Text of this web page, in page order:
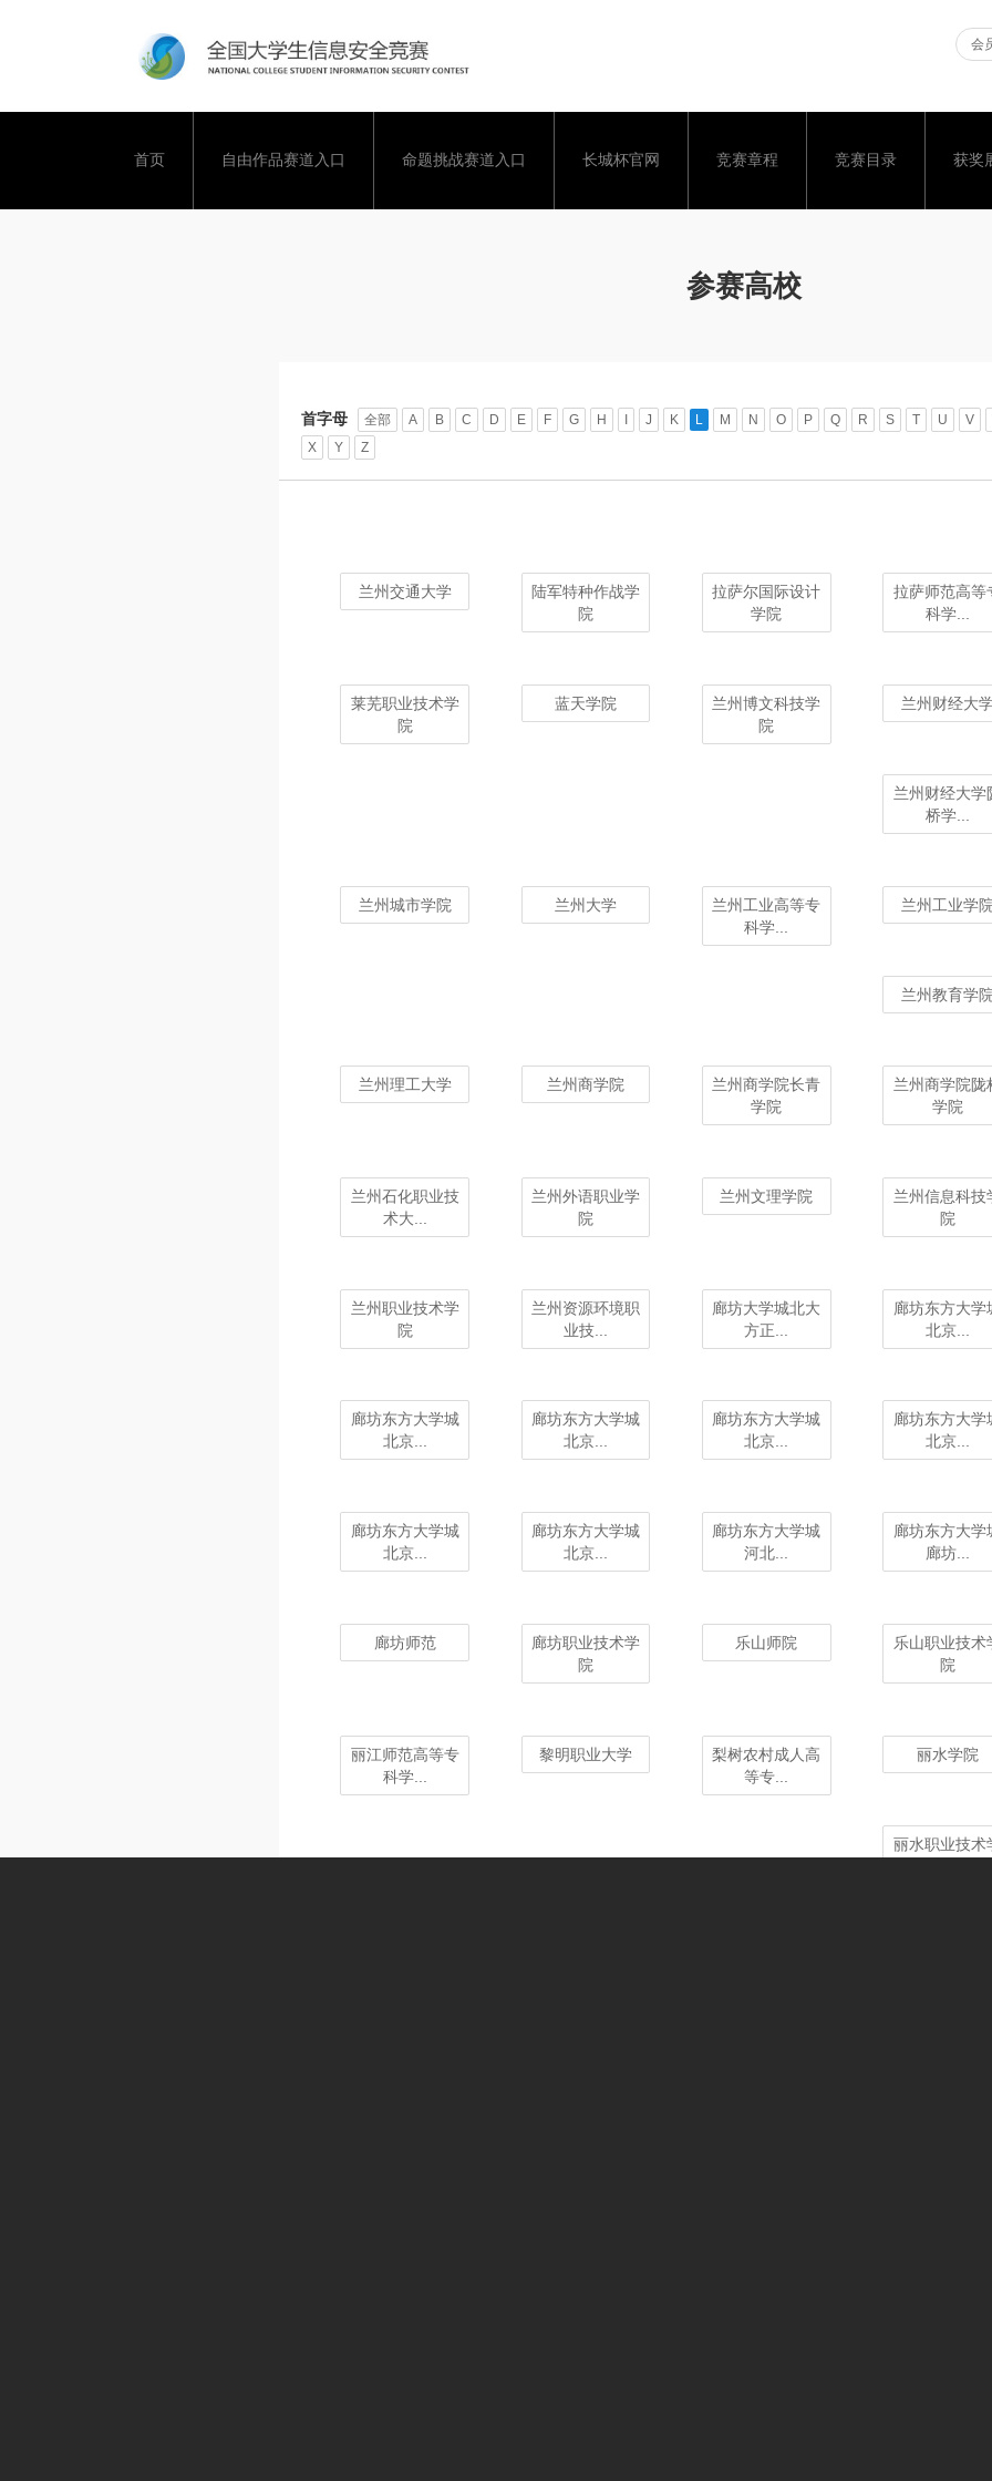
会
首页 自由作品赛道入口 命题挑战赛道入口 长城杯官网 竞赛章程 竞赛目录 获奖
参赛高校
首字母 全部 A B C D E F G H J K L M N O P Q R S T U V
X
Y Z
兰州交通大学
陆军特种作战学
院
拉萨尔国际设计
学院
拉萨师范高等
科学...
莱芜职业技术学
院
蓝天学院
兰州博文科技学
院
兰州财经大
兰州财经大学
桥学...
兰州城市学院 兰州大学
兰州工业高等专
科学...
兰州工业学院
兰州教育学院
兰州理工大学 兰州商学院
兰州商学院长青
学院
兰州商学院陇
学院
兰州石化职业技
术大...
兰州外语职业学
院
兰州文理学院
兰州信息科技
院
兰州职业技术学
院
兰州资源环境职
业技...
廊坊大学城北大
方正...
廊坊东方大学
北京...
廊坊东方大学城
北京...
廊坊东方大学城
北京...
廊坊东方大学城
北京...
廊坊东方大学
北京...
廊坊东方大学城
北京...
廊坊东方大学城
北京...
廊坊东方大学城
河北...
廊坊东方大学
廊坊...
廊坊师范
廊坊职业技术学
院
乐山师院
乐山职业技术
院
丽江师范高等专
科学...
黎明职业大学
梨树农村成人高
等专...
丽水学院
丽水职业技术